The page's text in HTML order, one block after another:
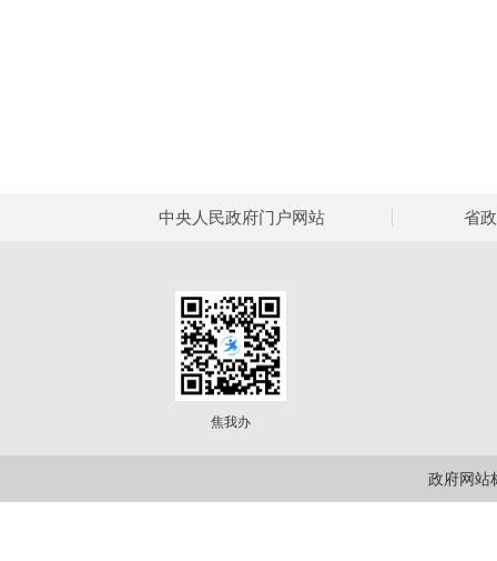
中央人民政府门户网站 省
焦我办
政府网站